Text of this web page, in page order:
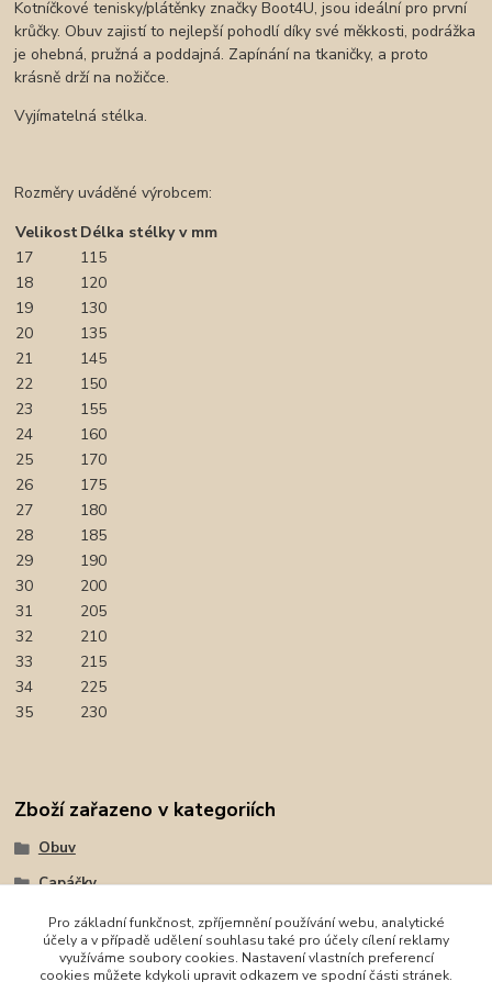
Kotníčkové tenisky/plátěnky značky Boot4U, jsou ideální pro první
krůčky. Obuv zajistí to nejlepší pohodlí díky své měkkosti, podrážka
je ohebná, pružná a poddajná. Zapínání na tkaničky, a proto
krásně drží na nožičce.
Vyjímatelná stélka.
Rozměry uváděné výrobcem:
VelikostDélka stélky v mm
17
115
18
120
19
130
20
135
21
145
22
150
23
155
24
160
25
170
26
175
27
180
28
185
29
190
30
200
31
205
32
210
33
215
34
225
35
230
Zboží zařazeno v kategoriích
Obuv
Capáčky
Tenisky, plátěnky
První krůčky
Pro základní funkčnost, zpříjemnění používání webu, analytické
účely a v případě udělení souhlasu také pro účely cílení reklamy
využíváme soubory cookies. Nastavení vlastních preferencí
cookies můžete kdykoli upravit odkazem ve spodní části stránek.